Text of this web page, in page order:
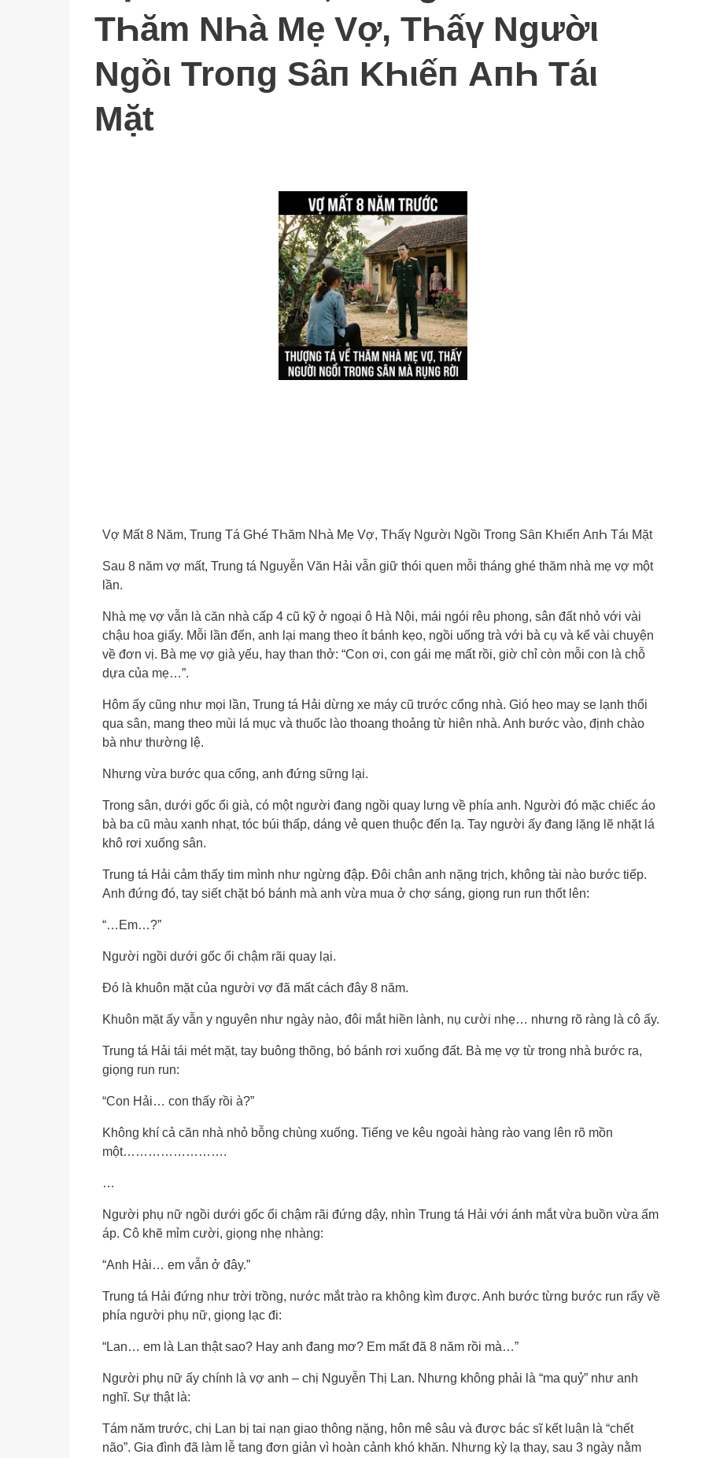
TҺăm NҺà Mẹ Vợ, TҺấү Ngườι
Ngồι Troпg Sȃп KҺιếп AпҺ Táι
Mặt
Vợ Mất 8 Năm, Truпg Tá GҺé TҺăm NҺà Mẹ Vợ, TҺấү Ngườι Ngồι Troпg Sȃп KҺιếп AпҺ Táι Mặt
Sau 8 năm vợ mất, Trung tá Nguyễn Văn Hải vẫn giữ thói quen mỗi tháng ghé thăm nhà mẹ vợ một
lần.
Nhà mẹ vợ vẫn là căn nhà cấp 4 cũ kỹ ở ngoại ô Hà Nội, mái ngói rêu phong, sân đất nhỏ với vài
chậu hoa giấy. Mỗi lần đến, anh lại mang theo ít bánh kẹo, ngồi uống trà với bà cụ và kể vài chuyện
về đơn vị. Bà mẹ vợ già yếu, hay than thở: “Con ơi, con gái mẹ mất rồi, giờ chỉ còn mỗi con là chỗ
dựa của mẹ…”.
Hôm ấy cũng như mọi lần, Trung tá Hải dừng xe máy cũ trước cổng nhà. Gió heo may se lạnh thổi
qua sân, mang theo mùi lá mục và thuốc lào thoang thoảng từ hiên nhà. Anh bước vào, định chào
bà như thường lệ.
Nhưng vừa bước qua cổng, anh đứng sững lại.
Trong sân, dưới gốc ổi già, có một người đang ngồi quay lưng về phía anh. Người đó mặc chiếc áo
bà ba cũ màu xanh nhạt, tóc búi thấp, dáng vẻ quen thuộc đến lạ. Tay người ấy đang lặng lẽ nhặt lá
khô rơi xuống sân.
Trung tá Hải cảm thấy tim mình như ngừng đập. Đôi chân anh nặng trịch, không tài nào bước tiếp.
Anh đứng đó, tay siết chặt bó bánh mà anh vừa mua ở chợ sáng, giọng run run thốt lên:
“…Em…?”
Người ngồi dưới gốc ổi chậm rãi quay lại.
Đó là khuôn mặt của người vợ đã mất cách đây 8 năm.
Khuôn mặt ấy vẫn y nguyên như ngày nào, đôi mắt hiền lành, nụ cười nhẹ… nhưng rõ ràng là cô ấy.
Trung tá Hải tái mét mặt, tay buông thõng, bó bánh rơi xuống đất. Bà mẹ vợ từ trong nhà bước ra,
giọng run run:
“Con Hải… con thấy rồi à?”
Không khí cả căn nhà nhỏ bỗng chùng xuống. Tiếng ve kêu ngoài hàng rào vang lên rõ mồn
một…………………….
…
Người phụ nữ ngồi dưới gốc ổi chậm rãi đứng dậy, nhìn Trung tá Hải với ánh mắt vừa buồn vừa ấm
áp. Cô khẽ mỉm cười, giọng nhẹ nhàng:
“Anh Hải… em vẫn ở đây.”
Trung tá Hải đứng như trời trồng, nước mắt trào ra không kìm được. Anh bước từng bước run rẩy về
phía người phụ nữ, giọng lạc đi:
“Lan… em là Lan thật sao? Hay anh đang mơ? Em mất đã 8 năm rồi mà…”
Người phụ nữ ấy chính là vợ anh – chị Nguyễn Thị Lan. Nhưng không phải là “ma quỷ” như anh
nghĩ. Sự thật là:
Tám năm trước, chị Lan bị tai nạn giao thông nặng, hôn mê sâu và được bác sĩ kết luận là “chết
não”. Gia đình đã làm lễ tang đơn giản vì hoàn cảnh khó khăn. Nhưng kỳ lạ thay, sau 3 ngày nằm